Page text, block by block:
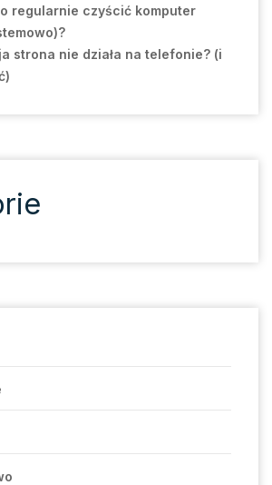
regularnie czyścić komputer
strona nie działa na telefonie? (i